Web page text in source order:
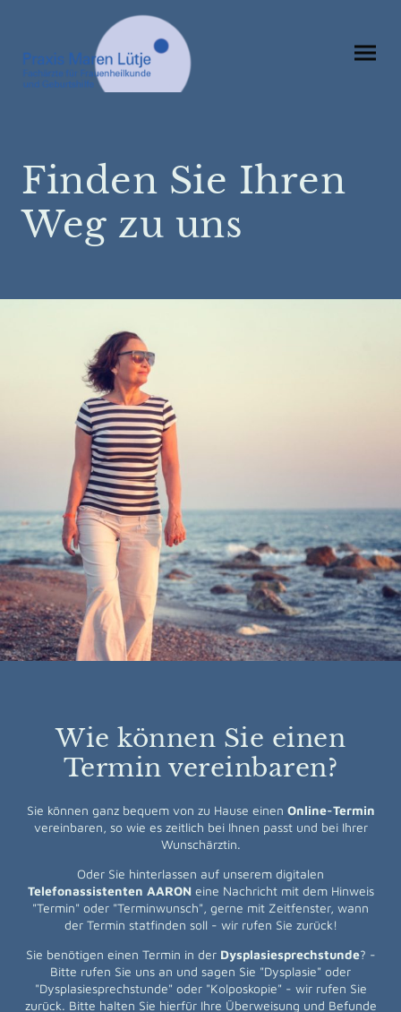
Finden Sie Ihren
Weg zu uns
Wie können Sie einen
Termin vereinbaren?
Sie können ganz bequem von zu Hause einen Online-Termin
vereinbaren, so wie es zeitlich bei Ihnen passt und bei Ihrer
Wunschärztin.
Oder Sie hinterlassen auf unserem digitalen
Telefonassistenten AARON eine Nachricht mit dem Hinweis
"Termin" oder "Terminwunsch", gerne mit Zeitfenster, wann
der Termin statfinden soll - wir rufen Sie zurück!
Sie benötigen einen Termin in der Dysplasiesprechstunde? -
Bitte rufen Sie uns an und sagen Sie "Dysplasie" oder
"Dysplasiesprechstunde" oder "Kolposkopie" - wir rufen Sie
zurück. Bitte halten Sie hierfür Ihre Überweisung und Befunde